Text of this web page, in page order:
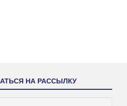
НА РАССЫЛКУ